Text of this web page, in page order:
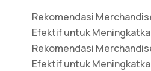
Rekomendasi
Efektif untuk
Rekomendasi
Efektif untuk